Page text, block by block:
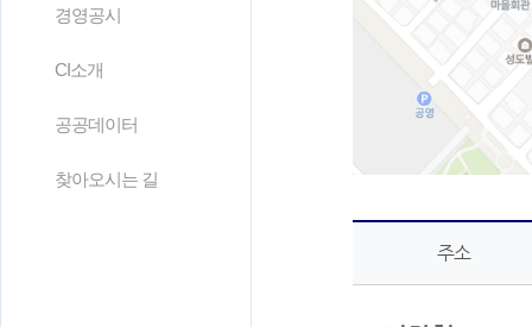
경영공시
CI소개
공공데이터
찾아오시는 길
주소